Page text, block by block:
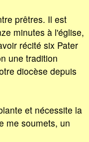
prêtres. Il est
minutes à l'église,
récité six Pater
une tradition
diocèse depuis
et nécessite la
me soumets, un